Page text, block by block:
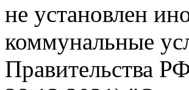
не установлен
коммунальные
Правительства